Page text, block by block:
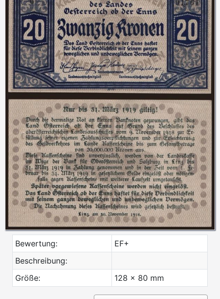
Bewertung:
EF+
Beschreibung:
Größe:
128 x 80 mm